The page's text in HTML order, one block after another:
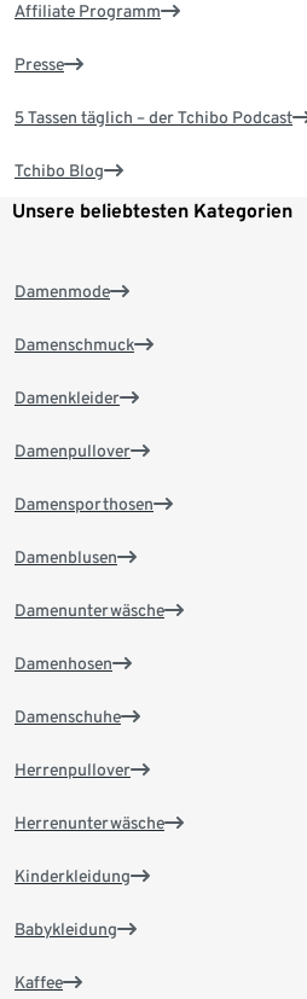
Affiliate Programm
Presse
5 Tassen täglich – der Tchibo Podcast
Tchibo Blog
Unsere beliebtesten Kategorien
Damenmode
Damenschmuck
Damenkleider
Damenpullover
Damensporthosen
Damenblusen
Damenunterwäsche
Damenhosen
Damenschuhe
Herrenpullover
Herrenunterwäsche
Kinderkleidung
Babykleidung
Kaffee